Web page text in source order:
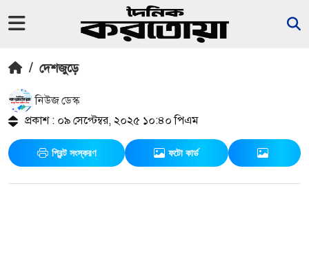
/ দেশজুড়ে
নিউজ ডেস্ক
প্রকাশ : ০৯ সেপ্টেম্বর, ২০২৫ ১০:৪০ পিএম
প্রিন্ট সংস্করণ ফটো কার্ড